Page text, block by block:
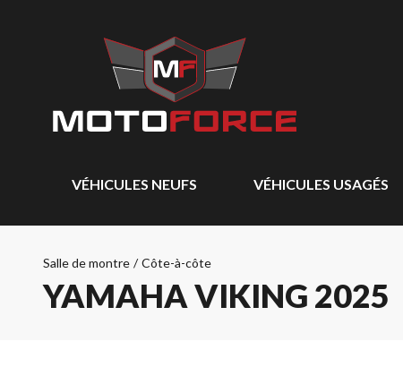
VÉHICULES NEUFS VÉHICULES USAGÉS
Salle de montre / Côte-à-côte
YAMAHA VIKING 2025